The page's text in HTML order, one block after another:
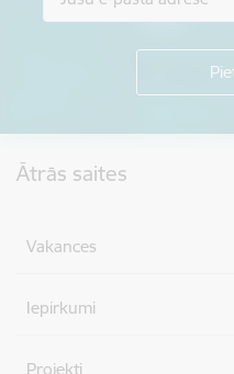
Ātrās saites
Vakances
Iepirkumi
Projekti